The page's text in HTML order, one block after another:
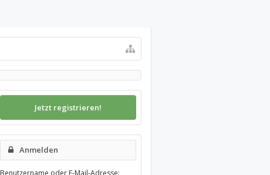
Jetzt registrieren!
Anmelden
Benutzername oder E-Mail-Adresse: